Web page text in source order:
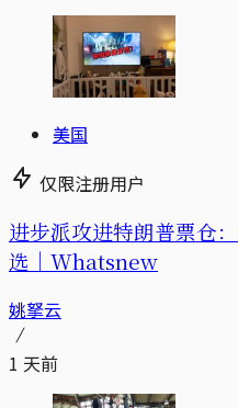
美国
仅限注册用户
进步派攻进特朗普票仓
选｜Whatsnew
姚拏云
1 天前